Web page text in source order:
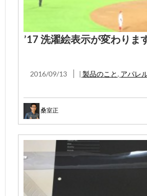
’17 洗濯絵表示が変わりま
2016/09/13 | 製品のこと , アパレ
桑室正